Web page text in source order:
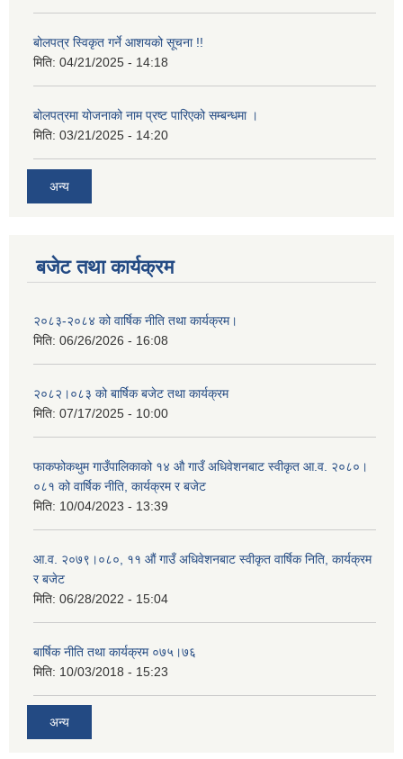
बोलपत्र स्विकृत गर्ने आशयको सूचना !!
मिति: 04/21/2025 - 14:18
बोलपत्रमा योजनाको नाम प्रष्ट पारिएको सम्बन्धमा ।
मिति: 03/21/2025 - 14:20
अन्य
बजेट तथा कार्यक्रम
२०८३-२०८४ को वार्षिक नीति तथा कार्यक्रम।
मिति: 06/26/2026 - 16:08
२०८२।०८३ को बार्षिक बजेट तथा कार्यक्रम
मिति: 07/17/2025 - 10:00
फाकफोकथुम गाउँपालिकाको १४ औ गाउँ अधिवेशनबाट स्वीकृत आ.व. २०८०।
०८१ को वार्षिक नीति, कार्यक्रम र बजेट
मिति: 10/04/2023 - 13:39
आ.व. २०७९।०८०, ११ औं गाउँ अधिवेशनबाट स्वीकृत वार्षिक निति, कार्यक्रम
र बजेट
मिति: 06/28/2022 - 15:04
बार्षिक नीति तथा कार्यक्रम ०७५।७६
मिति: 10/03/2018 - 15:23
अन्य